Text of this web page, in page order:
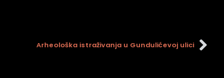
Arheološka istraživanja u Gundulićevoj ulici